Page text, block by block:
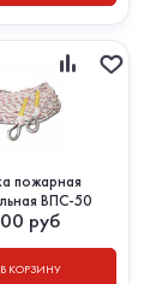
пожарная
ВПС-50
руб
В КОРЗИНУ